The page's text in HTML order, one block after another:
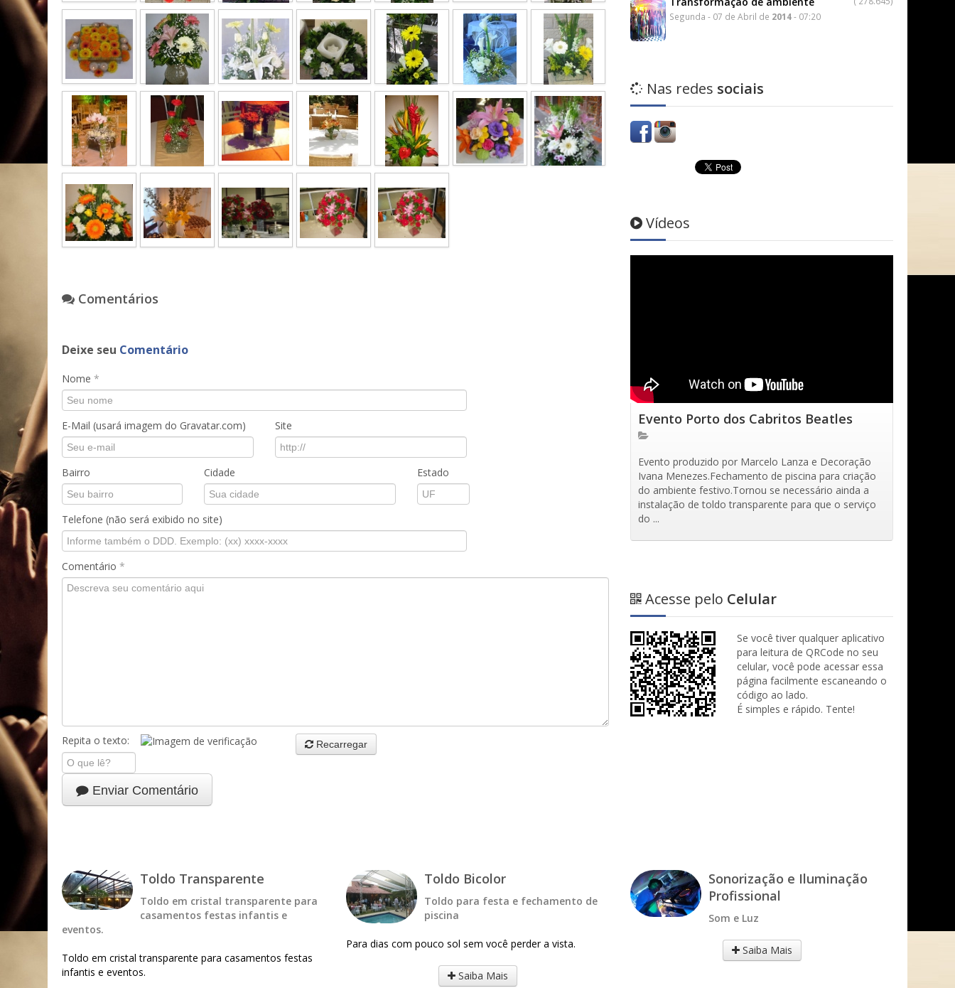
Comentários
Deixe seu Comentário
Nome *
E-Mail (usará imagem do Gravatar.com) Site
Bairro Cidade Estado
Telefone (não será exibido no site)
Comentário *
Repita o texto: Recarregar
Enviar Comentário
Segunda - 07 de Abril de 2014- 07:20
Nas redes sociais
Vídeos
Evento Porto dos Cabritos Beatles
Evento produzido por Marcelo Lanza e Decoração
Ivana Menezes.Fechamento de piscina para criação
do ambiente festivo.Tornou se necessário ainda a
instalação de toldo transparente para que o serviço
do ...
Acesse pelo Celular
Se você tiver qualquer aplicativo
para leitura de QRCode no seu
celular, você pode acessar essa
página facilmente escaneando o
código ao lado.
É simples e rápido. Tente!
Toldo Transparente
Toldo em cristal transparente para
casamentos festas infantis e
eventos.
Toldo em cristal transparente para casamentos festas
infantis e eventos.
Toldo Bicolor
Toldo para festa e fechamento de
piscina
Para dias com pouco sol sem você perder a vista.
Saiba Mais
Sonorização e Iluminação
Profissional
Som e Luz
Saiba Mais